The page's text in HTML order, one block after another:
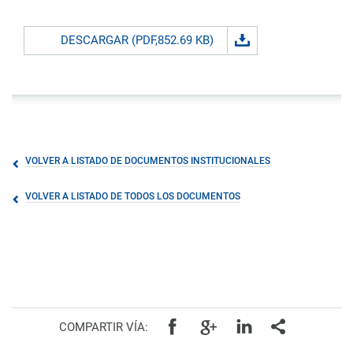
DESCARGAR (PDF,852.69 KB)
VOLVER A LISTADO DE DOCUMENTOS INSTITUCIONALES
VOLVER A LISTADO DE TODOS LOS DOCUMENTOS
COMPARTIR VÍA: